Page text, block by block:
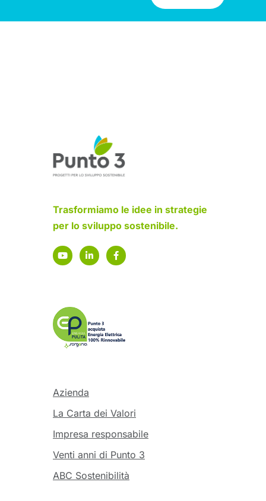
Trasformiamo le idee in strategie
per lo sviluppo sostenibile.
Azienda
La Carta dei Valori
Impresa responsabile
Venti anni di Punto 3
ABC Sostenibilità